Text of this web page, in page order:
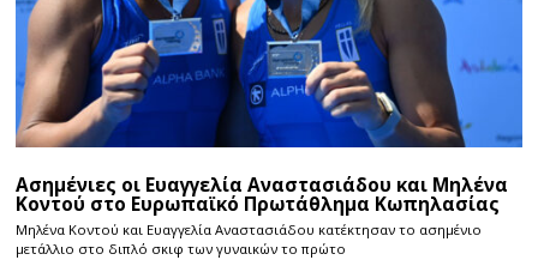
Ασημένιες οι Ευαγγελία Αναστασιάδου και Μηλένα
Κοντού στο Ευρωπαϊκό Πρωτάθλημα Κωπηλασίας
Μηλένα Κοντού και Ευαγγελία Αναστασιάδου κατέκτησαν το ασημένιο
μετάλλιο στο διπλό σκιφ των γυναικών το πρώτο